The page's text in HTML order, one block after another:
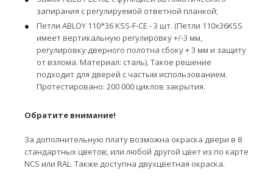
запирания с регулируемой ответной планкой;
Петли ABLOY 110*36 KSS-F-CE - 3 шт. (Петли 110x36KSS
имеет вертикальную регулировку +/-3 мм,
регулировку дверного полотна сбоку + 3 мм и защиту
от взлома. Материал: сталь). Такое решение
подходит для дверей с частым использованием.
Протестировано: 200 000 циклов закрытия.
Обратите внимание!
За дополнительную плату возможна окраска двери в 8
стандартных цветов, или любой другой цвет из по карте
NCS или RAL. Также доступна двухцветная окраска.